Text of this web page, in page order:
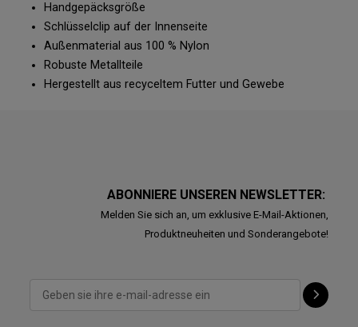
Handgepäcksgröße
Schlüsselclip auf der Innenseite
Außenmaterial aus 100 % Nylon
Robuste Metallteile
Hergestellt aus recyceltem Futter und Gewebe
ABONNIERE UNSEREN NEWSLETTER:
Melden Sie sich an, um exklusive E-Mail-Aktionen,
Produktneuheiten und Sonderangebote!